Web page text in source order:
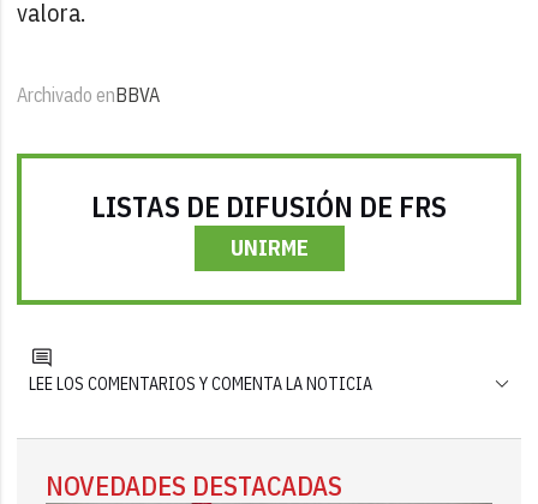
valora.
Archivado enBBVA
LISTAS DE DIFUSIÓN DE FRS
UNIRME
LEE LOS COMENTARIOS Y COMENTA LA NOTICIA
NOVEDADES DESTACADAS